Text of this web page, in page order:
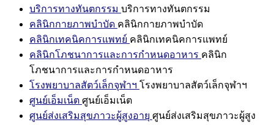
บริการทางทันตกรรม บริการทางทันตกรรม
คลินิกกายภาพบำบัด คลินิกกายภาพบำบัด
คลินิกเทคนิคการแพทย์ คลินิกเทคนิคการแพทย์
คลินิกโภชนาการและการกำหนดอาหาร คลินิก
โภชนาการและการกำหนดอาหาร
โรงพยาบาลสัตว์เล็กจุฬาฯ โรงพยาบาลสัตว์เล็กจุฬาฯ
ศูนย์เอ็มเน็ต ศูนย์เอ็มเน็ต
ศูนย์ส่งเสริมสุขภาวะผู้สูงอายุ ศูนย์ส่งเสริมสุขภาวะผู้สูง